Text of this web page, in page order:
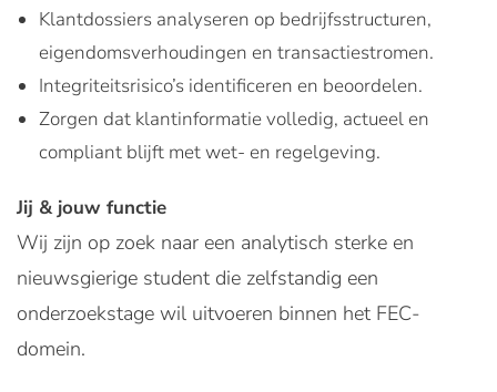
Klantdossiers analyseren op bedrijfsstructuren,
eigendomsverhoudingen en transactiestromen.
Integriteitsrisico’s identificeren en beoordelen.
Zorgen dat klantinformatie volledig, actueel en
compliant blijft met wet- en regelgeving.
Jij & jouw functie
Wij zijn op zoek naar een analytisch sterke en
nieuwsgierige student die zelfstandig een
onderzoekstage wil uitvoeren binnen het FEC-
domein.